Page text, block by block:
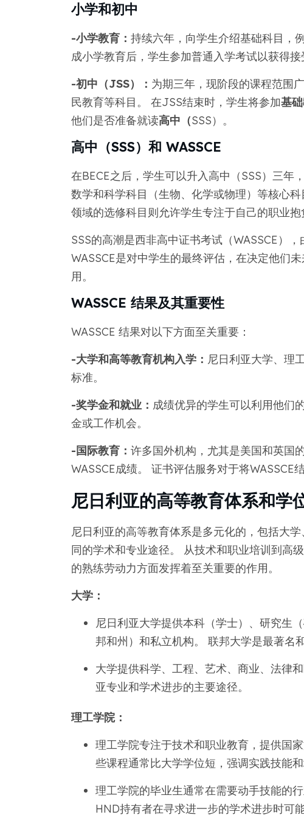
小学和初中
-小学教育： 持续六年，向学生介绍基础科目，
成小学教育后，学生参加普通入学考试以获得接
-初中（JSS）： 为期三年，现阶段的课程范围
民教育等科目。 在JSS结束时，学生将参加基
他们是否准备就读高中（SSS）。
高中（SSS）和 WASSCE
在BECE之后，学生可以升入高中（SSS）三年
数学和科学科目（生物、化学或物理）等核心
领域的选修科目则允许学生专注于自己的职业抱
SSS的高潮是西非高中证书考试（WASSCE），
WASSCE是对中学生的最终评估，在决定他们
用。
WASSCE 结果及其重要性
WASSCE 结果对以下方面至关重要：
-大学和高等教育机构入学： 尼日利亚大学、理
标准。
-奖学金和就业： 成绩优异的学生可以利用他们
金或工作机会。
-国际教育： 许多国外机构，尤其是美国和英国
WASSCE成绩。 证书评估服务对于将WASSCE
尼日利亚的高等教育体系和学
尼日利亚的高等教育体系是多元化的，包括大
同的学术和专业途径。 从技术和职业培训到高
的熟练劳动力方面发挥着至关重要的作用。
大学：
尼日利亚大学提供本科（学士）、研究生
邦和州）和私立机构。 联邦大学是最著名
大学提供科学、工程、艺术、商业、法律
亚专业和学术进步的主要途径。
理工学院：
理工学院专注于技术和职业教育，提供国
些课程通常比大学学位短，强调实践技能和
理工学院的毕业生通常在需要动手技能的
HND持有者在寻求进一步的学术进步时可